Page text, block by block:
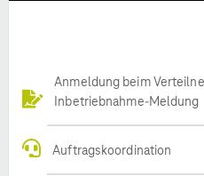
Anmeldung beim
Inbetriebnahme-Meldung
Auftragskoordination